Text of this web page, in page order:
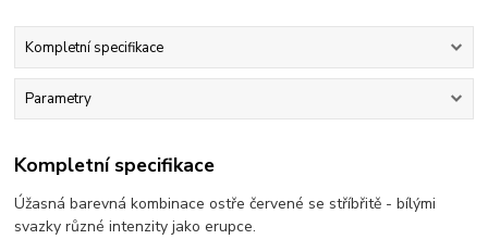
Kompletní specifikace
Parametry
Kompletní specifikace
Úžasná barevná kombinace ostře červené se stříbřitě - bílými
svazky různé intenzity jako erupce.